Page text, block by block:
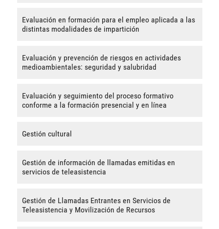
Evaluación en formación para el empleo aplicada a las
distintas modalidades de impartición
Evaluación y prevención de riesgos en actividades
medioambientales: seguridad y salubridad
Evaluación y seguimiento del proceso formativo
conforme a la formación presencial y en línea
Gestión cultural
Gestión de información de llamadas emitidas en
servicios de teleasistencia
Gestión de Llamadas Entrantes en Servicios de
Teleasistencia y Movilización de Recursos